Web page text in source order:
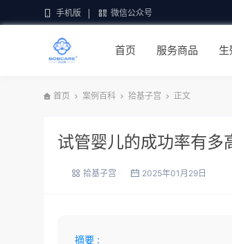
手机版 微信公众号
首页 服务商品 生
首页 案例百科 拾基子宫 正文
试管婴儿的成功率有多
拾基子宫 2025年01月29日
摘要 :